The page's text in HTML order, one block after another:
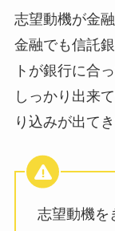
志望動機が金
金融でも信託
トが銀行に合
しっかり出来
り込みが出て
志望動機を